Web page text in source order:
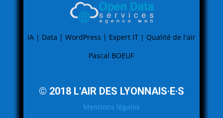
IA | Data | WordPress | Expert IT | Qualité de l'air
Pascal BOEUF
© 2018 L'AIR DES LYONNAIS·E·S
Mentions légales